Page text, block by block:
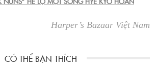
Harper’s Bazaar Việt Nam